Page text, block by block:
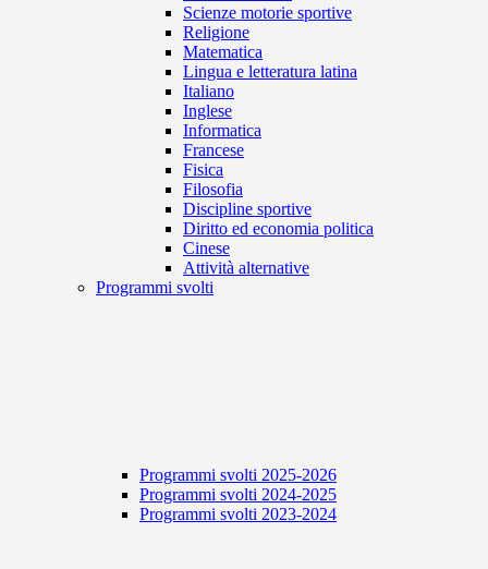
Scienze motorie sportive
Religione
Matematica
Lingua e letteratura latina
Italiano
Inglese
Informatica
Francese
Fisica
Filosofia
Discipline sportive
Diritto ed economia politica
Cinese
Attività alternative
Programmi svolti
Programmi svolti 2025-2026
Programmi svolti 2024-2025
Programmi svolti 2023-2024